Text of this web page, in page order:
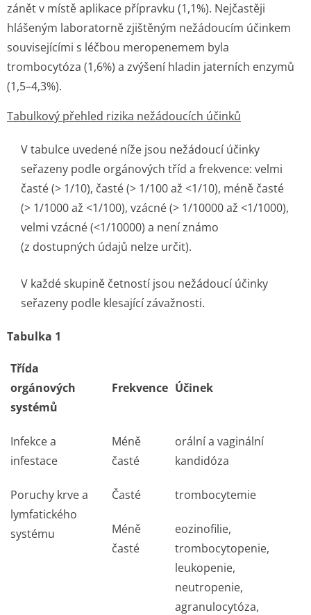
zánět v místě aplikace přípravku (1,1%). Nejčastěji
hlášeným laboratorně zjištěným nežádoucím účinkem
souvisejícími s léčbou meropenemem byla
trombocytóza (1,6%) a zvýšení hladin jaterních enzymů
(1,5–4,3%).
Tabulkový přehled rizika nežádoucích účinků
V tabulce uvedené níže jsou nežádoucí účinky
seřazeny podle orgánových tříd a frekvence: velmi
časté (> 1/10), časté (> 1/100 až <1/10), méně časté
(> 1/1000 až <1/100), vzácné (> 1/10000 až <1/1000),
velmi vzácné (<1/10000) a není známo
(z dostupných údajů nelze určit).
V každé skupině četností jsou nežádoucí účinky
seřazeny podle klesající závažnosti.
Tabulka 1
Třída
orgánových
systémů
Frekvence Účinek
Infekce a
infestace
Méně
časté
orální a vaginální
kandidóza
Poruchy krve a
lymfatického
systému
Časté trombocytemie
Méně
časté
eozinofilie,
trombocytopenie,
leukopenie,
neutropenie,
agranulocytóza,